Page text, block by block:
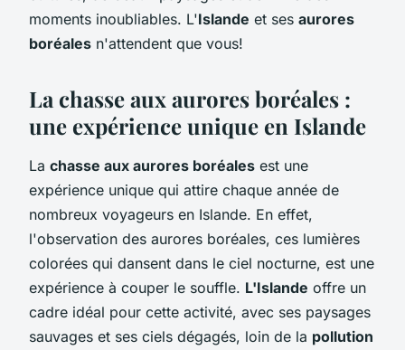
moments inoubliables. L'Islande et ses aurores
boréales n'attendent que vous!
La chasse aux aurores boréales :
une expérience unique en Islande
La chasse aux aurores boréales est une
expérience unique qui attire chaque année de
nombreux voyageurs en Islande. En effet,
l'observation des aurores boréales, ces lumières
colorées qui dansent dans le ciel nocturne, est une
expérience à couper le souffle. L'Islande offre un
cadre idéal pour cette activité, avec ses paysages
sauvages et ses ciels dégagés, loin de la pollution